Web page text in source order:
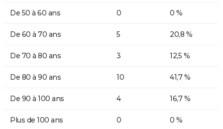
De 50 à 60 ans 0 0 %
De 60 à 70 ans 5 20,8 %
De 70 à 80 ans 3 12,5 %
De 80 à 90 ans 10 41,7 %
De 90 à 100 ans 4 16,7 %
Plus de 100 ans 0 0 %